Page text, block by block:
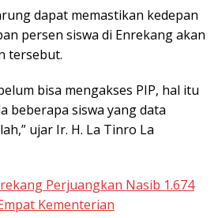
dapat memastikan kedepan
persen siswa di Enrekang akan
tersebut.
bisa mengakses PIP, hal itu
beberapa siswa yang data
ujar Ir. H. La Tinro La
Perjuangkan Nasib 1.674
Kementerian